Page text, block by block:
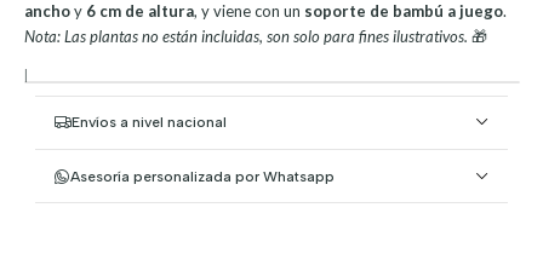
anchoy 6 cm de altura, y viene con un soporte de bambú a juego.
Nota: Las plantas no están incluidas, son solo para fines ilustrativos. 🎁
Envíos a nivel nacional
Asesoría personalizada por Whatsapp